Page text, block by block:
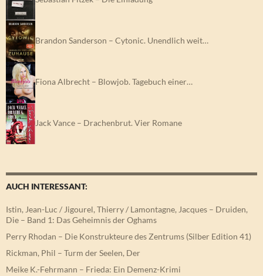
Brandon Sanderson – Cytonic. Unendlich weit…
Fiona Albrecht – Blowjob. Tagebuch einer…
Jack Vance – Drachenbrut. Vier Romane
AUCH INTERESSANT:
Istin, Jean-Luc / Jigourel, Thierry / Lamontagne, Jacques – Druiden,
Die – Band 1: Das Geheimnis der Oghams
Perry Rhodan – Die Konstrukteure des Zentrums (Silber Edition 41)
Rickman, Phil – Turm der Seelen, Der
Meike K.-Fehrmann – Frieda: Ein Demenz-Krimi